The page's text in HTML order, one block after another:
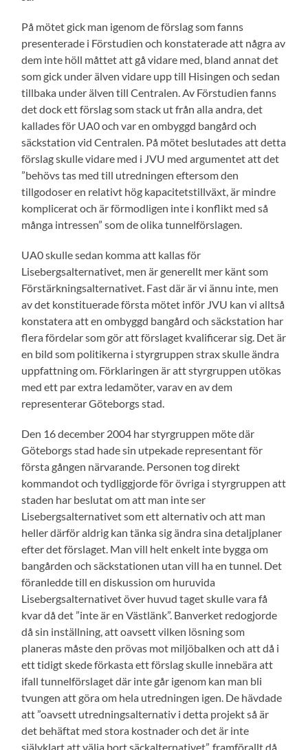
På mötet gick man igenom de förslag som fanns
presenterade i Förstudien och konstaterade att några av
dem inte höll måttet att gå vidare med, bland annat det
som gick under älven vidare upp till Hisingen och sedan
tillbaka under älven till Centralen. Av Förstudien fanns
det dock ett förslag som stack ut från alla andra, det
kallades för UA0 och var en ombyggd bangård och
säckstation vid Centralen. På mötet beslutades att detta
förslag skulle vidare med i JVU med argumentet att det
”behövs tas med till utredningen eftersom den
tillgodoser en relativt hög kapacitetstillväxt, är mindre
komplicerat och är förmodligen inte i konflikt med så
många intressen” som de olika tunnelförslagen.
UA0 skulle sedan komma att kallas för
Lisebergsalternativet, men är generellt mer känt som
Förstärkningsalternativet. Fast där är vi ännu inte, men
av det konstituerade första mötet inför JVU kan vi alltså
konstatera att en ombyggd bangård och säckstation har
flera fördelar som gör att förslaget kvalificerar sig. Det är
en bild som politikerna i styrgruppen strax skulle ändra
uppfattning om. Förklaringen är att styrgruppen utökas
med ett par extra ledamöter, varav en av dem
representerar Göteborgs stad.
Den 16 december 2004 har styrgruppen möte där
Göteborgs stad hade sin utpekade representant för
första gången närvarande. Personen tog direkt
kommandot och tydliggjorde för övriga i styrgruppen att
staden har beslutat om att man inte ser
Lisebergsalternativet som ett alternativ och att man
heller därför aldrig kan tänka sig ändra sina detaljplaner
efter det förslaget. Man vill helt enkelt inte bygga om
bangården och säckstationen utan vill ha en tunnel. Det
föranledde till en diskussion om huruvida
Lisebergsalternativet över huvud taget skulle vara få
kvar då det ”inte är en Västlänk”. Banverket redogjorde
då sin inställning, att oavsett vilken lösning som
planeras måste den prövas mot miljöbalken och att då i
ett tidigt skede förkasta ett förslag skulle innebära att
ifall tunnelförslaget där inte går igenom kan man bli
tvungen att göra om hela utredningen igen. De hävdade
att ”oavsett utredningsalternativ i detta projekt så är
det behäftat med stora kostnader och det är inte
självklart att välja bort säckalternativet”, framförallt då